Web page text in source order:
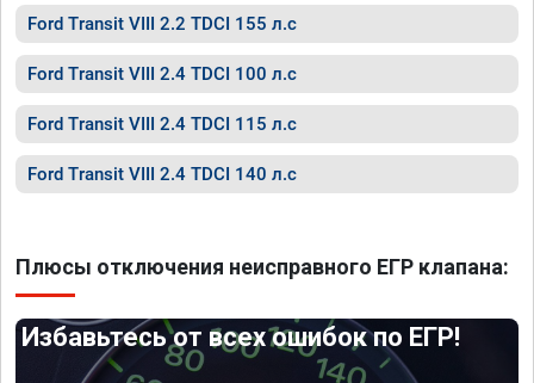
Ford Transit VIII 2.2 TDCI 155 л.с
Ford Transit VIII 2.4 TDCI 100 л.с
Ford Transit VIII 2.4 TDCI 115 л.с
Ford Transit VIII 2.4 TDCI 140 л.с
Плюсы отключения неисправного ЕГР клапана:
Избавьтесь от всех ошибок по ЕГР!